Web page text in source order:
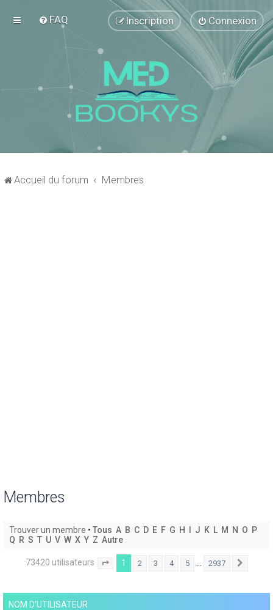
FAQ Connexion
Inscription
Accueil du forum Membres
Membres
Trouver un membre • Tous A B C D E F G H J K L M N O P
Q R S T U V W X Y Z Autre
73420 utilisateurs Page sur 2937
1 2 3 4 5 … 2937
NOM D’UTILISATEUR